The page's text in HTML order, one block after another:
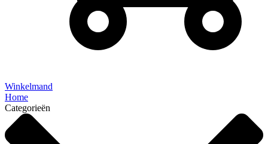
Winkelmand
Home
Categorieën